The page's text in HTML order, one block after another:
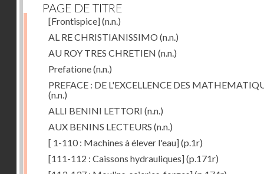
PAGE DE TITRE
[Frontispice](n.n.)
AL RE CHRISTIANISSIMO (n.n.)
AU ROY TRES CHRETIEN (n.n.)
Prefatione(n.n.)
PREFACE : DE L'EXCELLENCE DES
(n.n.)
ALLI BENINI LETTORI (n.n.)
AUX BENINS LECTEURS (n.n.)
[ 1-110 : Machines à élever l'eau](p.1r)
[111-112 : Caissons hydrauliques](p.171r)